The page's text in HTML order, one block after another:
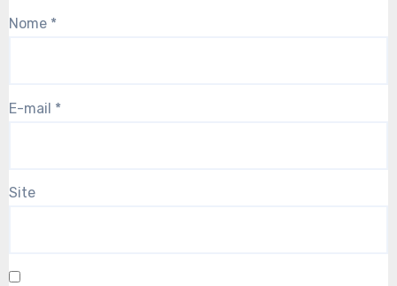
Nome *
E-mail *
Site